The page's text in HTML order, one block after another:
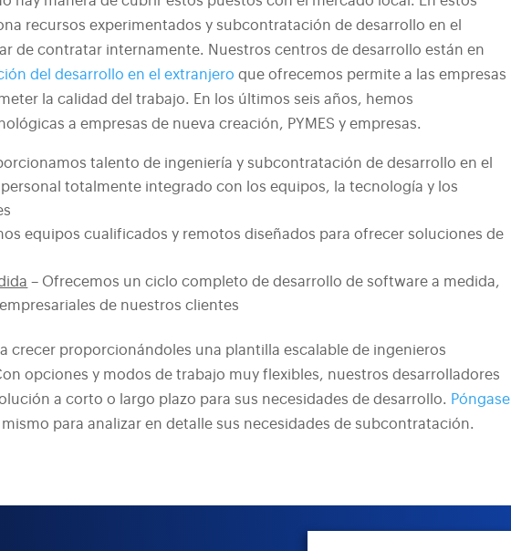
recursos experimentados y subcontratación de desarrollo en el
de contratar internamente. Nuestros centros de desarrollo están en
del desarrollo en el extranjero que ofrecemos permite a las empresas
la calidad del trabajo. En los últimos seis años, hemos
a empresas de nueva creación, PYMES y empresas.
talento de ingeniería y subcontratación de desarrollo en el
totalmente integrado con los equipos, la tecnología y los
equipos cualificados y remotos diseñados para ofrecer soluciones de
– Ofrecemos un ciclo completo de desarrollo de software a medida,
de nuestros clientes
crecer proporcionándoles una plantilla escalable de ingenieros
opciones y modos de trabajo muy flexibles, nuestros desarrolladores
a corto o largo plazo para sus necesidades de desarrollo. Póngase
mismo para analizar en detalle sus necesidades de subcontratación.